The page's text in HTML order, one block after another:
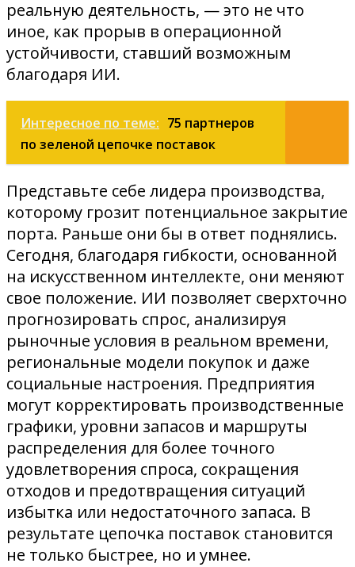
реальную деятельность, — это не что
иное, как прорыв в операционной
устойчивости, ставший возможным
благодаря ИИ.
Интересное по теме: 75 партнеров
по зеленой цепочке поставок
Представьте себе лидера производства,
которому грозит потенциальное закрытие
порта. Раньше они бы в ответ поднялись.
Сегодня, благодаря гибкости, основанной
на искусственном интеллекте, они меняют
свое положение. ИИ позволяет сверхточно
прогнозировать спрос, анализируя
рыночные условия в реальном времени,
региональные модели покупок и даже
социальные настроения. Предприятия
могут корректировать производственные
графики, уровни запасов и маршруты
распределения для более точного
удовлетворения спроса, сокращения
отходов и предотвращения ситуаций
избытка или недостаточного запаса. В
результате цепочка поставок становится
не только быстрее, но и умнее.